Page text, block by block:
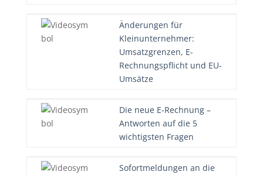
Änderungen für
Kleinunternehmer:
Umsatzgrenzen, E-
Rechnungspflicht und EU-
Umsätze
Die neue E-Rechnung –
Antworten auf die 5
wichtigsten Fragen
Sofortmeldungen an die